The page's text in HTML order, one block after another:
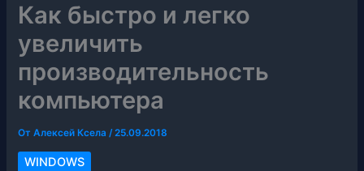
Как быстро и легко
увеличить
производительность
компьютера
ОтАлексей Ксела/25.09.2018
WINDOWS